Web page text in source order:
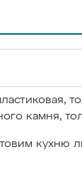
камня,
кухню